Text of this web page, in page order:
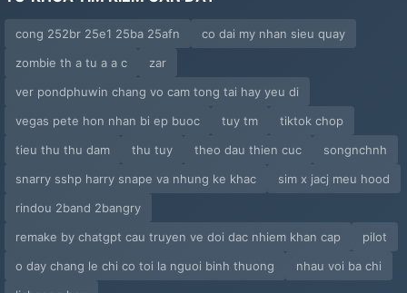
cong 252br 25e1 25ba 25afn
co dai my nhan sieu quay
zombie th a tu a a c
zar
ver pondphuwin chang vo cam tong tai hay yeu di
vegas pete hon nhan bi ep buoc
tuy tm
tiktok chop
tieu thu thu dam
thu tuy theo dau thien cuc
songnchnh
snarry sshp harry snape va nhung ke khac
sim x jacj meu hood
rindou 2band 2bangry
remake by chatgpt cau truyen ve doi dac nhiem khan cap
pilot
o day chang le chi co toi la nguoi binh thuong
nhau voi ba chi